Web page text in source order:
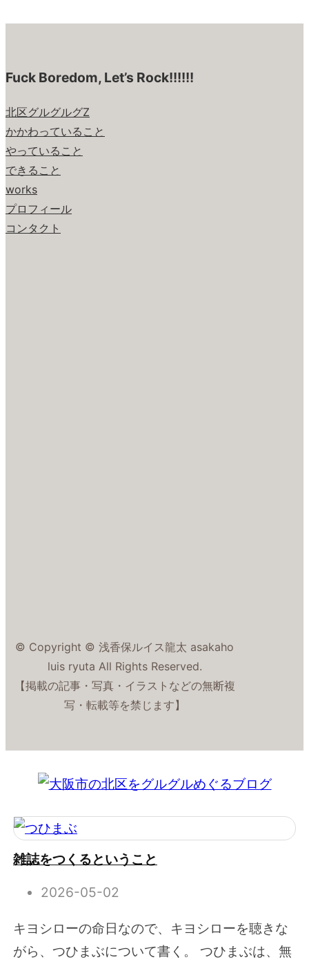
Fuck Boredom, Let’s Rock!!!!!!
北区グルグルグZ
かかわっていること
やっていること
できること
works
プロフィール
コンタクト
© Copyright © 浅香保ルイス龍太 asakaho
luis ryuta All Rights Reserved.
【掲載の記事・写真・イラストなどの無断複
写・転載等を禁じます】
雑誌をつくるということ
2026-05-02
キヨシローの命日なので、キヨシローを聴きな
がら、つひまぶについて書く。 つひまぶは、無